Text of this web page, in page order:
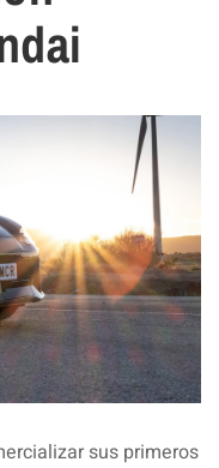
sus primeros